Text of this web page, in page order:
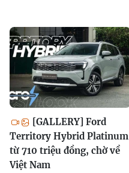
[GALLERY] Ford
Territory Hybrid Platinum
từ 710 triệu đồng, chờ về
Việt Nam